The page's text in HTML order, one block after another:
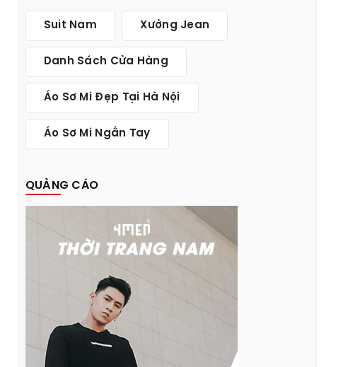
Suit Nam Xưởng Jean
Danh Sách Cửa Hàng
Áo Sơ Mi Đẹp Tại Hà Nội
Áo Sơ Mi Ngắn Tay
QUẢNG CÁO